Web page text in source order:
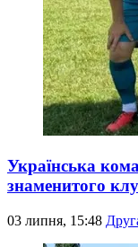
Українська
знаменитого
03 липня, 15:48